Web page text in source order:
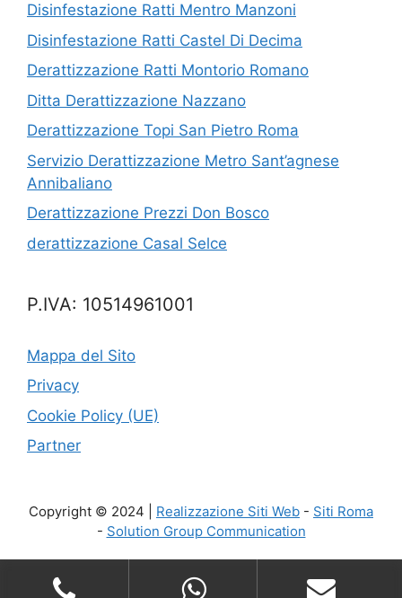
Disinfestazione Ratti Mentro Manzoni
Disinfestazione Ratti Castel Di Decima
Derattizzazione Ratti Montorio Romano
Ditta Derattizzazione Nazzano
Derattizzazione Topi San Pietro Roma
Servizio Derattizzazione Metro Sant’agnese
Annibaliano
Derattizzazione Prezzi Don Bosco
derattizzazione Casal Selce
P.IVA: 10514961001
Mappa del Sito
Privacy
Cookie Policy (UE)
Partner
Copyright © 2024 | Realizzazione Siti Web - Siti Roma
- Solution Group Communication